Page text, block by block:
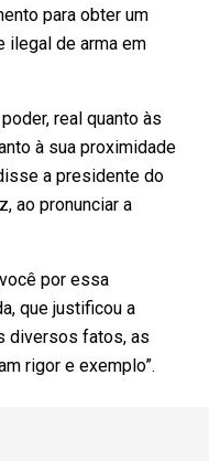
para obter um
ilegal de arma em
real quanto às
à sua proximidade
a presidente do
ao pronunciar a
por essa
que justificou a
diversos fatos, as
rigor e exemplo”.